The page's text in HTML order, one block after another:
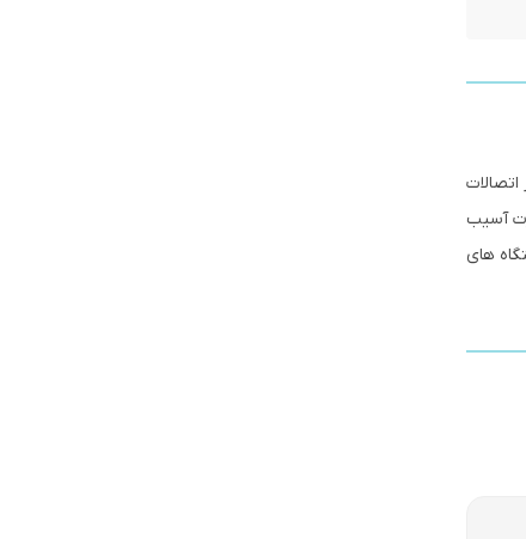
از اتصالات
آسیب
های